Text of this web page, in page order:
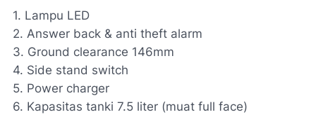
1. Lampu LED
2. Answer back & anti theft alarm
3. Ground clearance 146mm
4. Side stand switch
5. Power charger
6. Kapasitas tanki 7.5 liter (muat full face)